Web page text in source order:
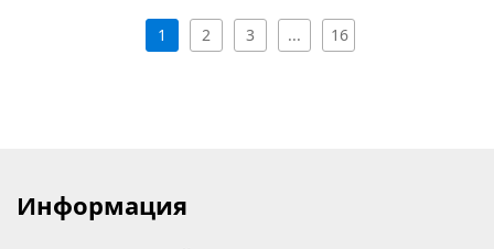
1 2 3 ... 16
Информация